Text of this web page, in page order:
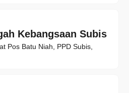
Kebangsaan Subis
Pos Batu Niah, PPD Subis,